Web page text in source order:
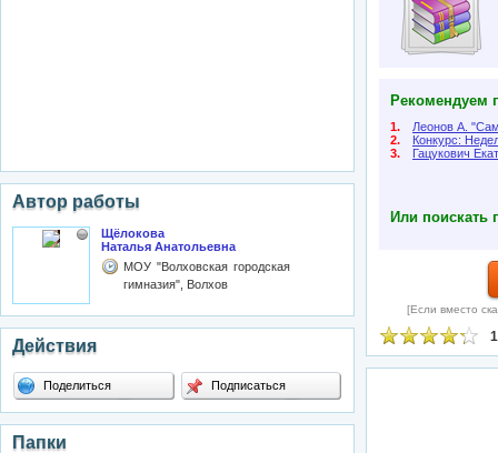
Автор работы
Щёлокова
Наталья Анатольевна
МОУ "Волховская городская
гимназия", Волхов
Действия
Поделиться Подписаться
Папки
Рекомендуем
1.
Леонов А.
2.
Конкурс:
3.
Гацукович
Или поискать
[Если вместо